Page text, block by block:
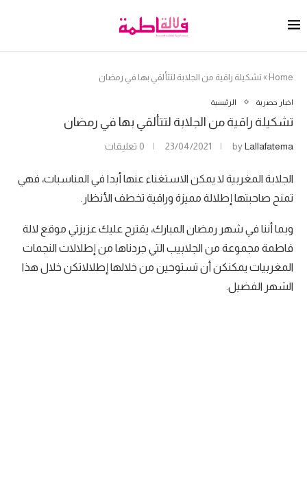
Home
»تشكيلة راقية من الجلابة لتتألقي بها في رمضان
اخبار حصرية الرئيسية
تشكيلة راقية من الجلابة لتتألقي بها في رمضان
byLallafatema
23/04/2021 0 تعليقات
الجلابة المغربية لا يمكن الاستغناء عنها أبدا في المناسبات، فهي
تمنح صاحبتها إطلالة مميزة وراقية تخطف الأنظار.
وبما أننا في شهر رمضان المبارك، يقترح عليك عزيزتي موقع لالة
فاطمة مجموعة من الجلابيب التي جردناها من إطلالات النجمات
المغربيات يمكنكن أن تستوحين من خلالها إطلالاتكن خلال هذا
الشهر الفضيل.